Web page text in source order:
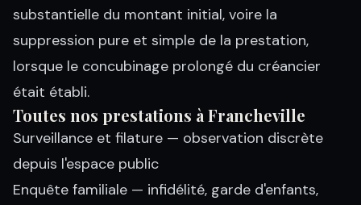
substantielle du montant initial, voire la
suppression pure et simple de la prestation,
lorsque le concubinage prolongé du créancier
était établi.
Toutes nos prestations à Francheville
Surveillance et filature — observation discrète
depuis l'espace public
Enquête familiale — infidélité, garde d'enfants,